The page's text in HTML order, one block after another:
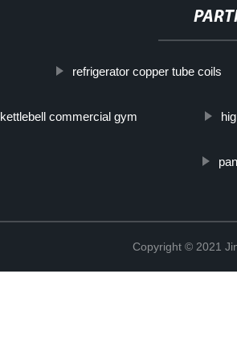
refrigerator copper tube coils
kettlebell commercial gym
Copyright © 2021